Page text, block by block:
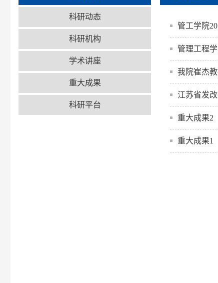
科研动态
科研机构
学术讲座
重大成果
科研平台
管工学院
管理工程
我院崔杰
江苏省发
重大成果2
重大成果1